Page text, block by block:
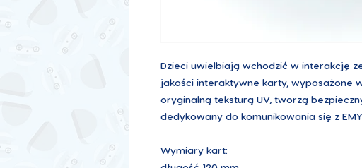
Dzieci uwielbiają wchodzić w interakcję
jakości interaktywne karty, wyposażone
oryginalną teksturą UV, tworzą
dedykowany do komunikowania się z
Wymiary kart: